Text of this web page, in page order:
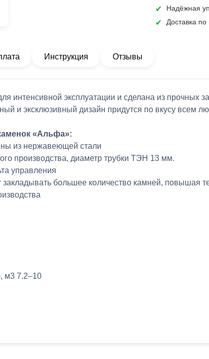
Надёжная
Доставка по
Инструкция Отзывы
интенсивной эксплуатации и сделана из прочных
и эксклюзивный дизайн придутся по вкусу всем
«Альфа»:
из нержавеющей стали
производства, диаметр трубки ТЭН 13 мм.
управления
закладывать большее количество камней, повышая
м3 7.2–10